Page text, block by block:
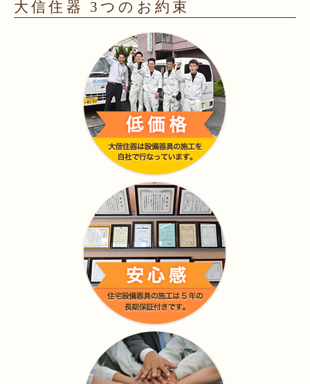
大信住器 3つのお約束